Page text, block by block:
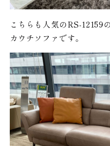
こちらも人気のRS-12159
カウチソファです。